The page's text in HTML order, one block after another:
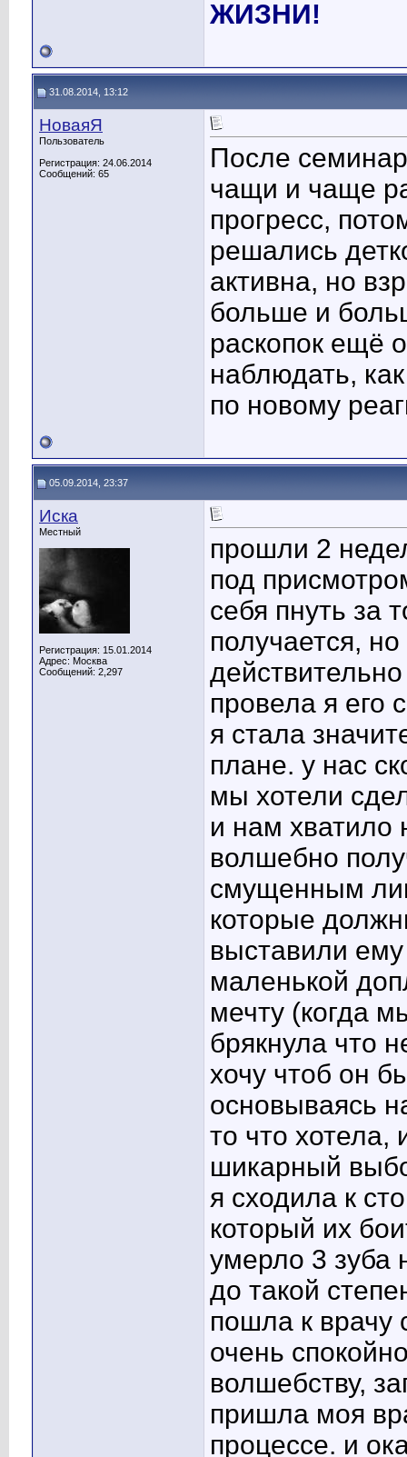
ЖИЗНИ!
31.08.2014, 13:12
НоваяЯ
Пользователь
Регистрация: 24.06.2014
Сообщений: 65
После
чащи и чаще
прогресс,
решались
активна, но
больше и
раскопок ещё
наблюдать,
по новому
05.09.2014, 23:37
Иска
Местный
Регистрация: 15.01.2014
Адрес: Москва
Сообщений: 2,297
прошли 2
под
себя пнуть за
получается,
провела я его
я стала
плане. у нас
мы хотели
и нам хватило
волшебно
смущенным
которые
выставили
маленькой
мечту (когда
брякнула что
хочу чтоб он
основываясь
то что
шикарный
я сходила к
который их
умерло 3 зуба
до такой
пошла к врачу
очень
волшебству,
пришла моя
процессе. и